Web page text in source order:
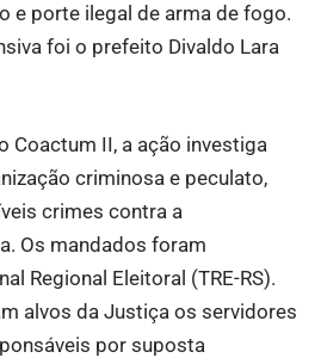
e porte ilegal de arma de fogo.
foi o prefeito Divaldo Lara
Coactum II, a ação investiga
criminosa e peculato,
crimes contra a
Os mandados foram
Regional Eleitoral (TRE-RS).
alvos da Justiça os servidores
por suposta